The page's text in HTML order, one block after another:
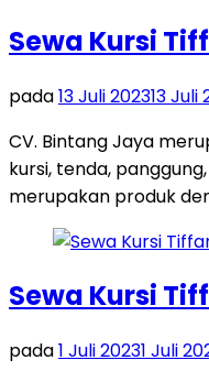
Sewa Kursi
pada13 Juli 202313 Juli
CV. Bintang Jaya
kursi, tenda,
merupakan produk
Sewa Kursi
pada1 Juli 20231 Juli